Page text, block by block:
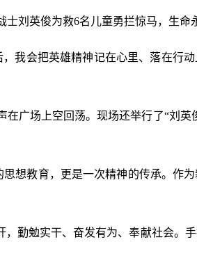
刘英俊为救6名儿童勇拦惊马，生命
我会把英雄精神记在心里、落在行
广场上空回荡。现场还举行了“刘英
想教育，更是一次精神的传承。作
勤勉实干、奋发有为、奉献社会。